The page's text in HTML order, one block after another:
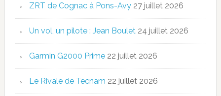
ZRT de Cognac à Pons-Avy 27 juillet 2026
Un vol, un pilote : Jean Boulet 24 juillet 2026
Garmin G2000 Prime 22 juillet 2026
Le Rivale de Tecnam 22 juillet 2026